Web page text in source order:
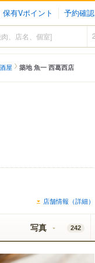
保有Vポイント 予約確認
屋 築地 魚一 西葛西店
店舗情報（詳細）
写真 242